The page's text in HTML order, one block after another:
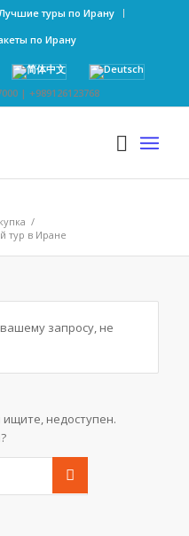
туры по Ирану
по Ирану
| +989126123768
/
тур в Иране
запросу, не
недоступен.